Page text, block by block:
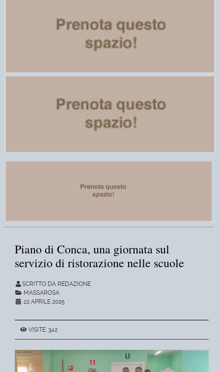
Piano di Conca, una giornata sul
servizio di ristorazione nelle scuole
SCRITTO DA REDAZIONE
MASSAROSA
22 APRILE 2025
VISITE: 342